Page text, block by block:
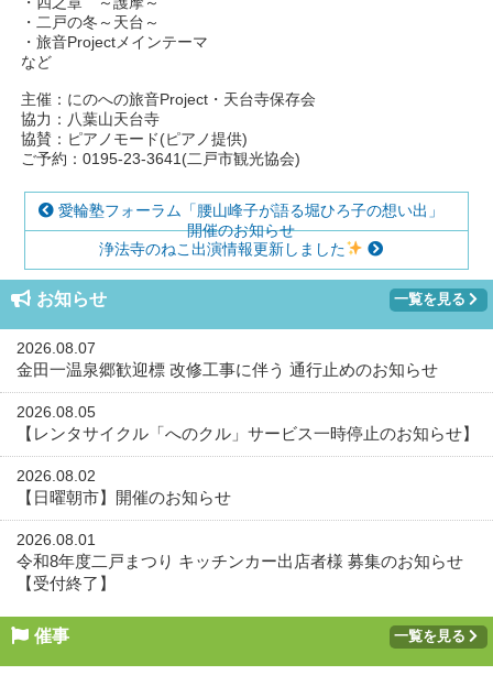
・二戸の冬～天台～
・旅音Projectメインテーマ
など
主催：にのへの旅音Project・天台寺保存会
協力：八葉山天台寺
協賛：ピアノモード(ピアノ提供)
ご予約：0195-23-3641(二戸市観光協会)
愛輪塾フォーラム「腰山峰子が語る堀ひろ子の想い出」
開催のお知らせ
浄法寺のねこ出演情報更新しました
お知らせ 一覧を見る
2026.08.07
金田一温泉郷歓迎標 改修工事に伴う 通行止めのお知らせ
2026.08.05
【レンタサイクル「へのクル」サービス一時停止のお知らせ】
2026.08.02
【日曜朝市】開催のお知らせ
2026.08.01
令和8年度二戸まつり キッチンカー出店者様 募集のお知らせ
【受付終了】
催事 一覧を見る